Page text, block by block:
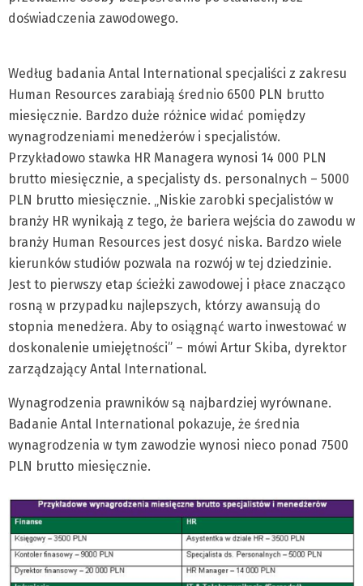
doświadczenia zawodowego.
Według badania Antal International specjaliści z zakresu
Human Resources zarabiają średnio 6500 PLN brutto
miesięcznie. Bardzo duże różnice widać pomiędzy
wynagrodzeniami menedżerów i specjalistów.
Przykładowo stawka HR Managera wynosi 14 000 PLN
brutto miesięcznie, a specjalisty ds. personalnych – 5000
PLN brutto miesięcznie. „Niskie zarobki specjalistów w
branży HR wynikają z tego, że bariera wejścia do zawodu w
branży Human Resources jest dosyć niska. Bardzo wiele
kierunków studiów pozwala na rozwój w tej dziedzinie.
Jest to pierwszy etap ścieżki zawodowej i płace znacząco
rosną w przypadku najlepszych, którzy awansują do
stopnia menedżera. Aby to osiągnąć warto inwestować w
doskonalenie umiejętności” – mówi Artur Skiba, dyrektor
zarządzający Antal International.
Wynagrodzenia prawników są najbardziej wyrównane.
Badanie Antal International pokazuje, że średnia
wynagrodzenia w tym zawodzie wynosi nieco ponad 7500
PLN brutto miesięcznie.